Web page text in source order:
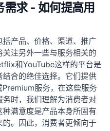
求 - 如何提高用
产品、价格、渠道、推广
注另外一些与服务相关的
和YouTube这样的平台是
合的绝佳选择。它们提供
服务，在这些服务
时，我们理解为消费者对
满意度是产品本身所固有
。因此，消费者更倾向于